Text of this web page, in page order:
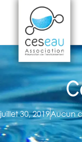
juillet 30, 2019Aucun